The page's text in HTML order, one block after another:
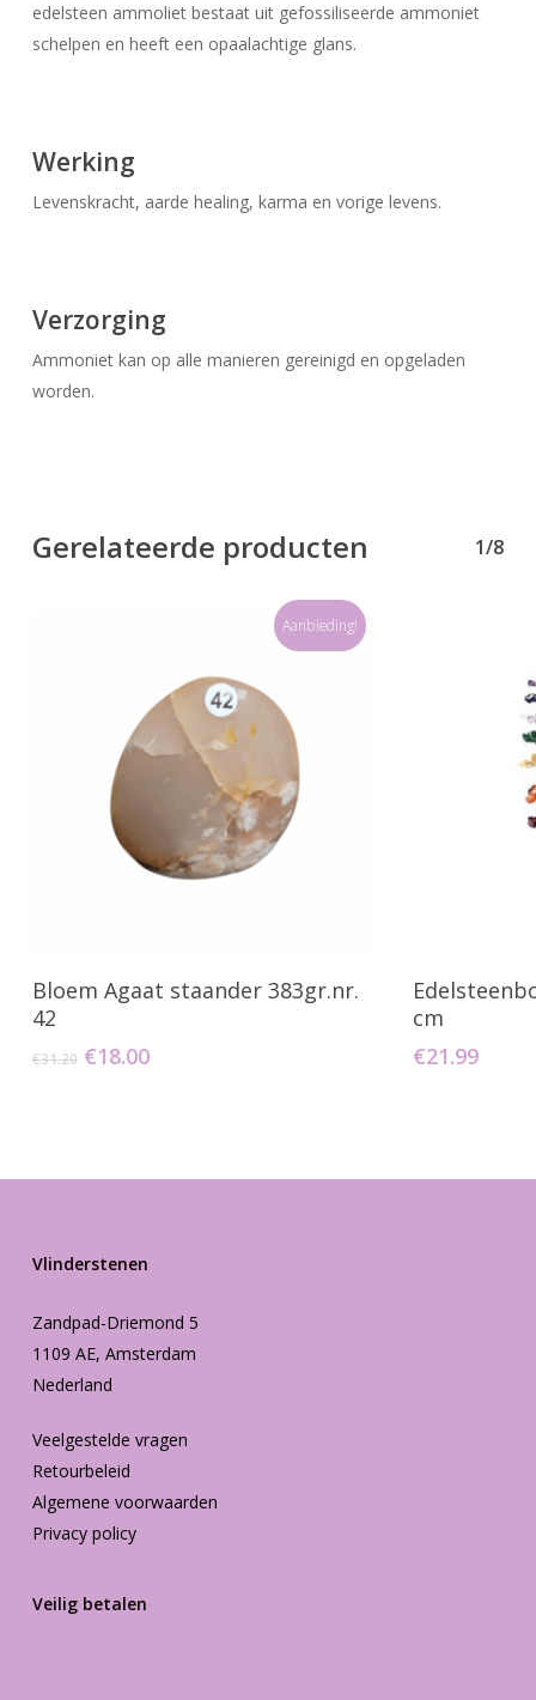
edelsteen ammoliet bestaat uit gefossiliseerde ammoniet
schelpen en heeft een opaalachtige glans.
Werking
Levenskracht, aarde healing, karma en vorige levens.
Verzorging
Ammoniet kan op alle manieren gereinigd en opgeladen
worden.
Gerelateerde producten 1/8
Aanbieding!
Toevoegen Aan Winkelwagen
Bloem Agaat staander 383gr.nr.
42
€31.20 Oorspronkelijke
€18.00Huidige
cm
€21.99
Vlinderstenen
Zandpad-Driemond 5
1109 AE, Amsterdam
Nederland
Veelgestelde vragen
Retourbeleid
Algemene voorwaarden
Privacy policy
Veilig betalen